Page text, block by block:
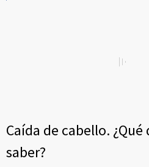
Caída de cabello. ¿Qué
saber?